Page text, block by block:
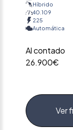
Híbrido
40.109
225
Automática
Al contado
26.900€
Ver